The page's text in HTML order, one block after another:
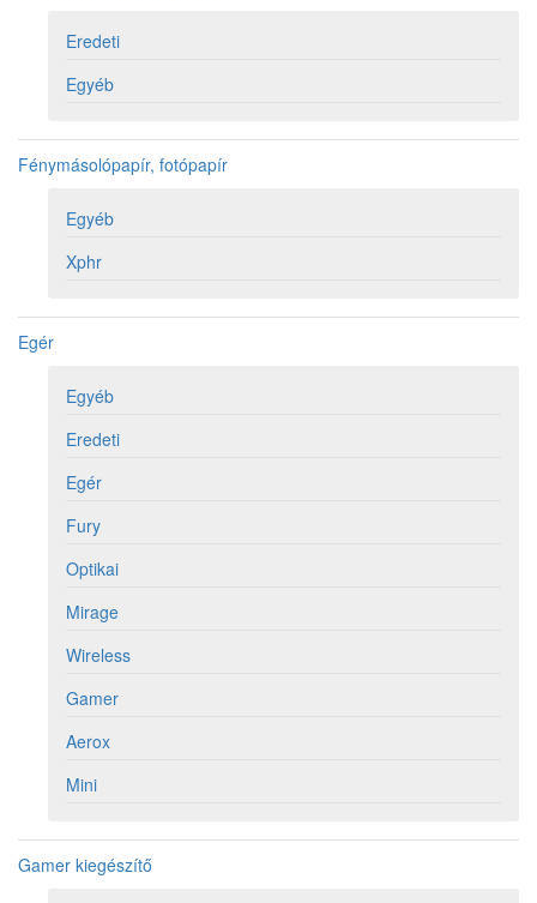
Eredeti
Egyéb
Fénymásolópapír, fotópapír
Egyéb
Xphr
Egér
Egyéb
Eredeti
Egér
Fury
Optikai
Mirage
Wireless
Gamer
Aerox
Mini
Gamer kiegészítő